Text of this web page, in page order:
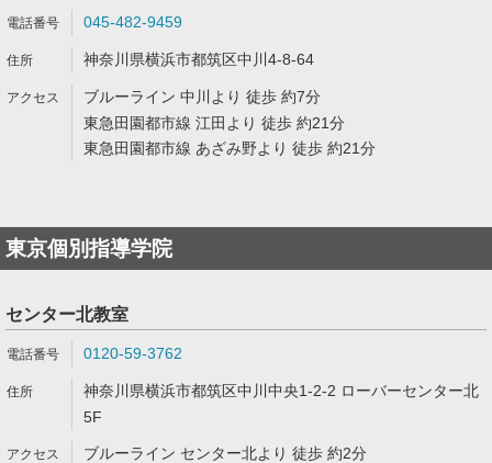
045-482-9459
神奈川県横浜市都筑区中川4-8-64
ブルーライン 中川より 徒歩 約7分
東急田園都市線 江田より 徒歩 約21分
東急田園都市線 あざみ野より 徒歩 約21分
東京個別指導学院
センター北教室
0120-59-3762
神奈川県横浜市都筑区中川中央1-2-2 ローバーセンター北
5F
ブルーライン センター北より 徒歩 約2分